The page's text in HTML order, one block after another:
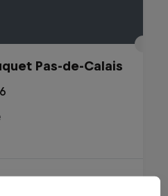
Pas-de-Calais